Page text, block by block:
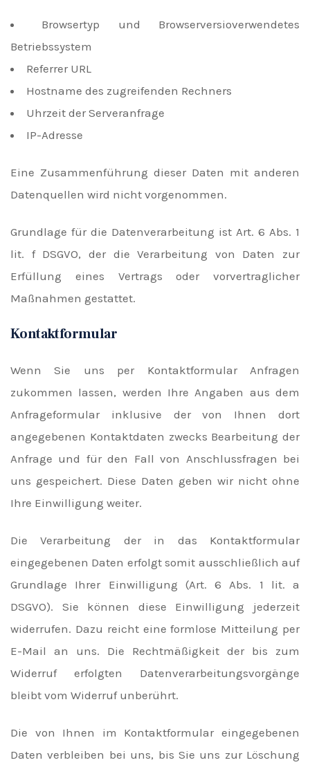
Browsertyp und Browserversioverwendetes
Betriebssystem
Referrer URL
Hostname des zugreifenden Rechners
Uhrzeit der Serveranfrage
IP-Adresse
Eine Zusammenführung dieser Daten mit anderen
Datenquellen wird nicht vorgenommen.
Grundlage für die Datenverarbeitung ist Art. 6 Abs. 1
lit. f DSGVO, der die Verarbeitung von Daten zur
Erfüllung eines Vertrags oder vorvertraglicher
Maßnahmen gestattet.
Kontaktformular
Wenn Sie uns per Kontaktformular Anfragen
zukommen lassen, werden Ihre Angaben aus dem
Anfrageformular inklusive der von Ihnen dort
angegebenen Kontaktdaten zwecks Bearbeitung der
Anfrage und für den Fall von Anschlussfragen bei
uns gespeichert. Diese Daten geben wir nicht ohne
Ihre Einwilligung weiter.
Die Verarbeitung der in das Kontaktformular
eingegebenen Daten erfolgt somit ausschließlich auf
Grundlage Ihrer Einwilligung (Art. 6 Abs. 1 lit. a
DSGVO). Sie können diese Einwilligung jederzeit
widerrufen. Dazu reicht eine formlose Mitteilung per
E-Mail an uns. Die Rechtmäßigkeit der bis zum
Widerruf erfolgten Datenverarbeitungsvorgänge
bleibt vom Widerruf unberührt.
Die von Ihnen im Kontaktformular eingegebenen
Daten verbleiben bei uns, bis Sie uns zur Löschung